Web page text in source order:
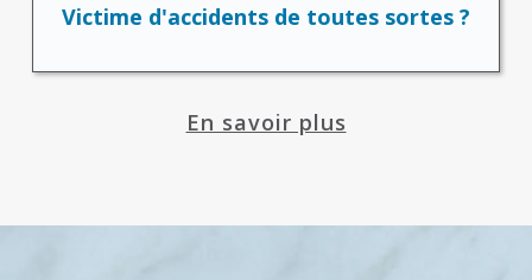
Victime d'accidents de toutes sortes ?
En savoir plus